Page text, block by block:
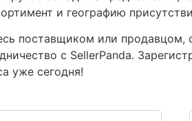
и географию
поставщиком или
с SellerPanda.
уже сегодня!